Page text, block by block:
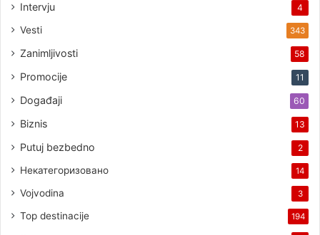
Intervju 4
Vesti 343
Zanimljivosti 58
Promocije 11
Događaji 60
Biznis 13
Putuj bezbedno 2
Некатегоризовано 14
Vojvodina 3
Top destinacije 194